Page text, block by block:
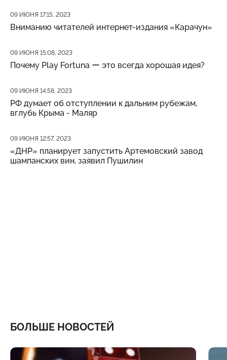
Дата публикации
09 ИЮНЯ 17:15, 2023
Вниманию читателей интернет-издания «Карачун»
Дата публикации
09 ИЮНЯ 15:08, 2023
Почему Play Fortuna ー это всегда хорошая идея?
Дата публикации
09 ИЮНЯ 14:58, 2023
РФ думает об отступлении к дальним рубежам,
вглубь Крыма - Маляр
Дата публикации
09 ИЮНЯ 12:57, 2023
«ДНР» планирует запустить Артемовский завод
шампанских вин, заявил Пушилин
БОЛЬШЕ НОВОСТЕЙ